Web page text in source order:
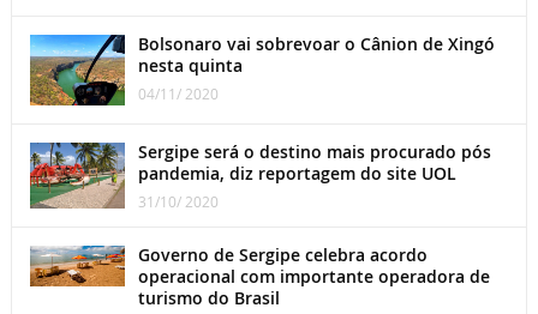
Bolsonaro vai sobrevoar o Cânion de Xingó
nesta quinta
04/11/ 2020
Sergipe será o destino mais procurado pós
pandemia, diz reportagem do site UOL
31/10/ 2020
Governo de Sergipe celebra acordo
operacional com importante operadora de
turismo do Brasil